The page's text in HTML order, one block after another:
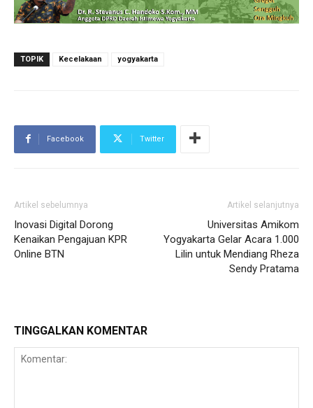
TOPIK Kecelakaan yogyakarta
Facebook Twitter
Artikel sebelumnya
Inovasi Digital Dorong
Kenaikan Pengajuan KPR
Online BTN
Artikel selanjutnya
Universitas Amikom
Yogyakarta Gelar Acara 1.000
Lilin untuk Mendiang Rheza
Sendy Pratama
TINGGALKAN KOMENTAR